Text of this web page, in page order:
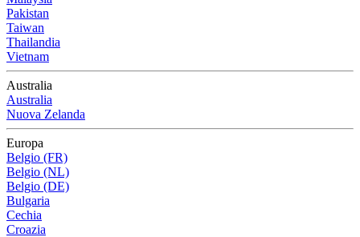
Pakistan
Taiwan
Thailandia
Vietnam
Australia
Australia
Nuova Zelanda
Europa
Belgio (FR)
Belgio (NL)
Belgio (DE)
Bulgaria
Cechia
Croazia